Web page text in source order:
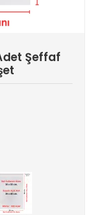
Şeffaf